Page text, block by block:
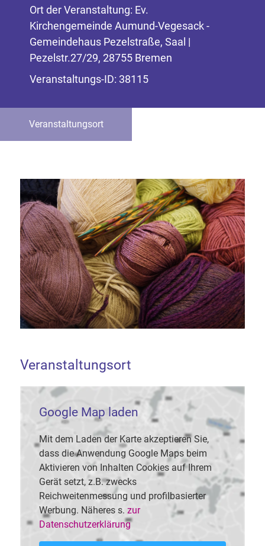
Ort der Veranstaltung: Ev.
Kirchengemeinde Aumund-Vegesack -
Gemeindehaus Pezelstraße, Saal |
Pezelstr.27/29, 28755 Bremen
Veranstaltungs-ID: 38115
Veranstaltungsort
Veranstaltungsort
Google Map laden
Mit dem Laden der Karte akzeptieren Sie,
dass die Anwendung Google Maps beim
Aktivieren von Inhalten Cookies auf Ihrem
Gerät setzt, z.B. zwecks
Reichweitenmessung und profilbasierter
Werbung. Näheres s. zur
Datenschutzerklärung